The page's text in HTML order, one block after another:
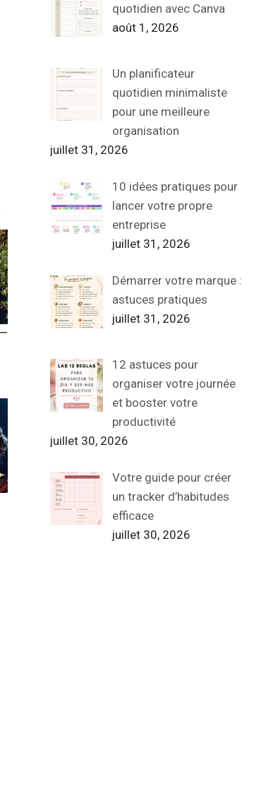
quotidien avec Canva
août 1, 2026
Un planificateur
quotidien minimaliste
pour une meilleure
organisation
juillet 31, 2026
10 idées pratiques pour
lancer votre propre
entreprise
juillet 31, 2026
Démarrer votre marque :
astuces pratiques
juillet 31, 2026
12 astuces pour
organiser votre journée
et booster votre
productivité
juillet 30, 2026
Votre guide pour créer
un tracker d’habitudes
efficace
juillet 30, 2026